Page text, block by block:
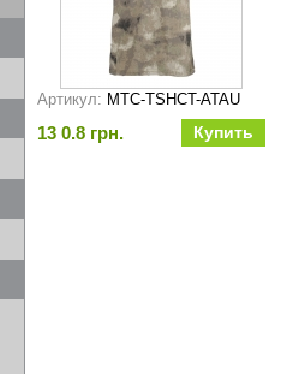
Артикул: MTC-TSHCT-ATAU
13 0.8 грн.